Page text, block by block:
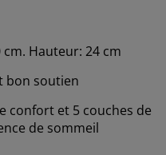
cm. Hauteur: 24 cm
bon soutien
confort et 5 couches de
de sommeil